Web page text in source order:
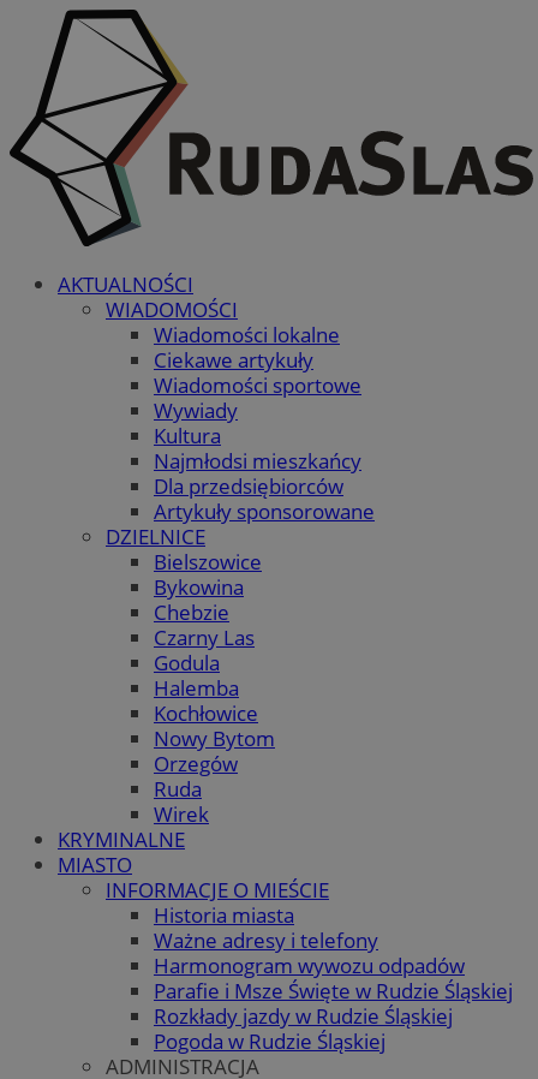
AKTUALNOŚCI
WIADOMOŚCI
Wiadomości lokalne
Ciekawe artykuły
Wiadomości sportowe
Wywiady
Kultura
Najmłodsi mieszkańcy
Dla przedsiębiorców
Artykuły sponsorowane
DZIELNICE
Bielszowice
Bykowina
Chebzie
Czarny Las
Godula
Halemba
Kochłowice
Nowy Bytom
Orzegów
Ruda
Wirek
KRYMINALNE
MIASTO
INFORMACJE O MIEŚCIE
Historia miasta
Ważne adresy i telefony
Harmonogram wywozu odpadów
Parafie i Msze Święte w Rudzie Śląskiej
Rozkłady jazdy w Rudzie Śląskiej
Pogoda w Rudzie Śląskiej
ADMINISTRACJA